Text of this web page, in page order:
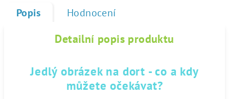
Popis Hodnocení
Detailní popis produktu
Jedlý obrázek na dort - co a kdy
můžete očekávat?